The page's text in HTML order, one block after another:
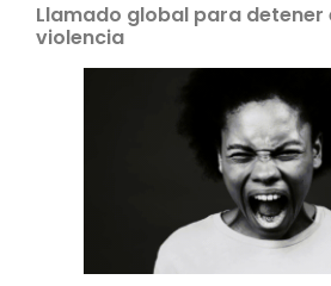
Llamado global para detener
violencia